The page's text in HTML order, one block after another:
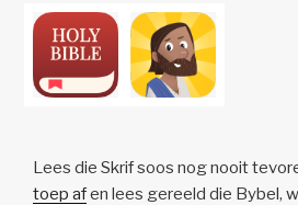
Lees die Skrif soos nog nooit
toep afen lees gereeld die Bybel,